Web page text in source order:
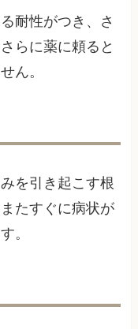
耐性がつき、さ
らに薬に頼ると
ん。
を引き起こす根
たすぐに病状が
。